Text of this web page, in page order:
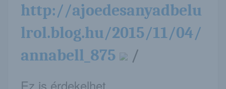
http://ajoedesanyadbelu
lrol.blog.hu/2015/11/04/
annabell_875
/
Ez is érdekelhet